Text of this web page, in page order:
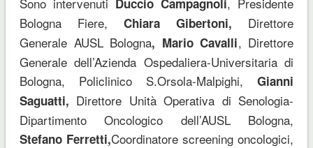
Bologna Fiere, Chiara Gibertoni, Direttore
Generale AUSL Bologna, Mario Cavalli, Direttore
Generale dell’Azienda Ospedaliera-Universitaria di
Bologna, Policlinico S.Orsola-Malpighi,Gianni
Saguatti, Direttore Unità Operativa di Senologia-
Dipartimento Oncologico dell’AUSL Bologna,
Stefano Ferretti,Coordinatore screening oncologici,